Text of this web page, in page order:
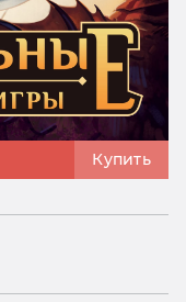
Купить